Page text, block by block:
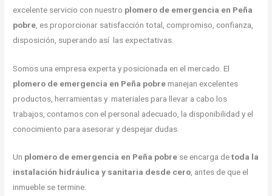
excelente servicio con nuestro plomero de emergencia en Peña
pobre , es proporcionar satisfacción total, compromiso, confianza,
disposición, superando así las expectativas.
Somos una empresa experta y posicionada en el mercado. El
plomero de emergencia en Peña pobremanejan excelentes
productos, herramientas y materiales para llevar a cabo los
trabajos, contamos con el personal adecuado, la disponibilidad y el
conocimiento para asesorar y despejar dudas.
Un plomero de emergencia en Peña pobre se encarga detoda la
instalación hidráulica y sanitaria desde cero, antes de que el
inmueble se termine.